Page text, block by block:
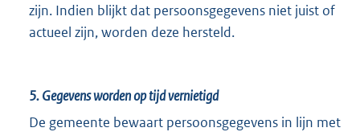
zijn. Indien blijkt dat persoonsgegevens niet juist of
actueel zijn, worden deze hersteld.
5.Gegevens worden op tijd vernietigd
De gemeente bewaart persoonsgegevens in lijn met